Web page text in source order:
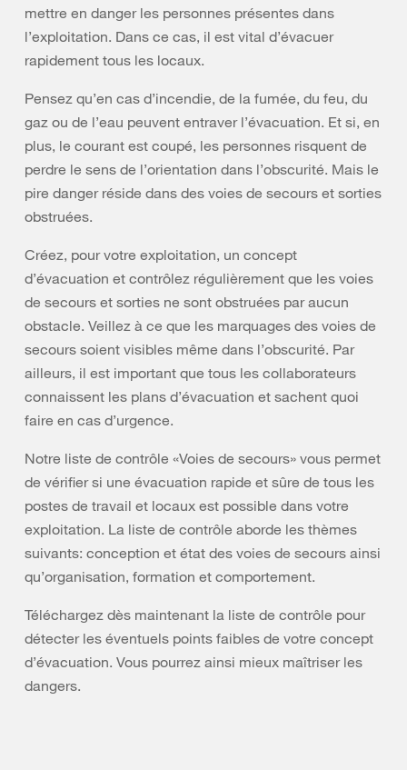
mettre en danger les personnes présentes dans
l’exploitation. Dans ce cas, il est vital d’évacuer
rapidement tous les locaux.
Pensez qu’en cas d’incendie, de la fumée, du feu, du
gaz ou de l’eau peuvent entraver l’évacuation. Et si, en
plus, le courant est coupé, les personnes risquent de
perdre le sens de l’orientation dans l’obscurité. Mais le
pire danger réside dans des voies de secours et sorties
obstruées.
Créez, pour votre exploitation, un concept
d’évacuation et contrôlez régulièrement que les voies
de secours et sorties ne sont obstruées par aucun
obstacle. Veillez à ce que les marquages des voies de
secours soient visibles même dans l’obscurité. Par
ailleurs, il est important que tous les collaborateurs
connaissent les plans d’évacuation et sachent quoi
faire en cas d’urgence.
Notre liste de contrôle «Voies de secours» vous permet
de vérifier si une évacuation rapide et sûre de tous les
postes de travail et locaux est possible dans votre
exploitation. La liste de contrôle aborde les thèmes
suivants: conception et état des voies de secours ainsi
qu’organisation, formation et comportement.
Téléchargez dès maintenant la liste de contrôle pour
détecter les éventuels points faibles de votre concept
d’évacuation. Vous pourrez ainsi mieux maîtriser les
dangers.